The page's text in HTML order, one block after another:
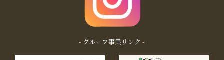
- グループ事業リンク -